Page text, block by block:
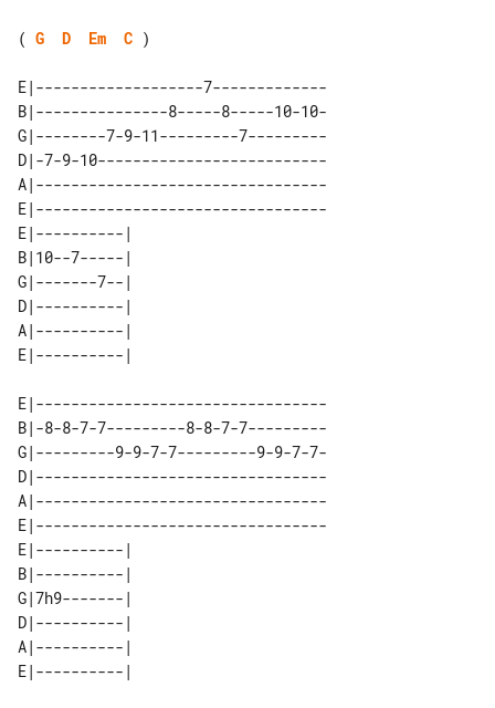
( G D Em C )
E|-------------------7-------------
B|---------------8-----8-----10-10-
G|--------7-9-11---------7---------
D|-7-9-10--------------------------
A|---------------------------------
E|---------------------------------
E|----------|
B|10--7-----|
G|-------7--|
D|----------|
A|----------|
E|---------------------------------
B|-8-8-7-7---------8-8-7-7---------
G|---------9-9-7-7---------9-9-7-7-
D|---------------------------------
A|---------------------------------
E|---------------------------------
E|----------|
B|----------|
G|7h9-------|
D|----------|
A|----------|